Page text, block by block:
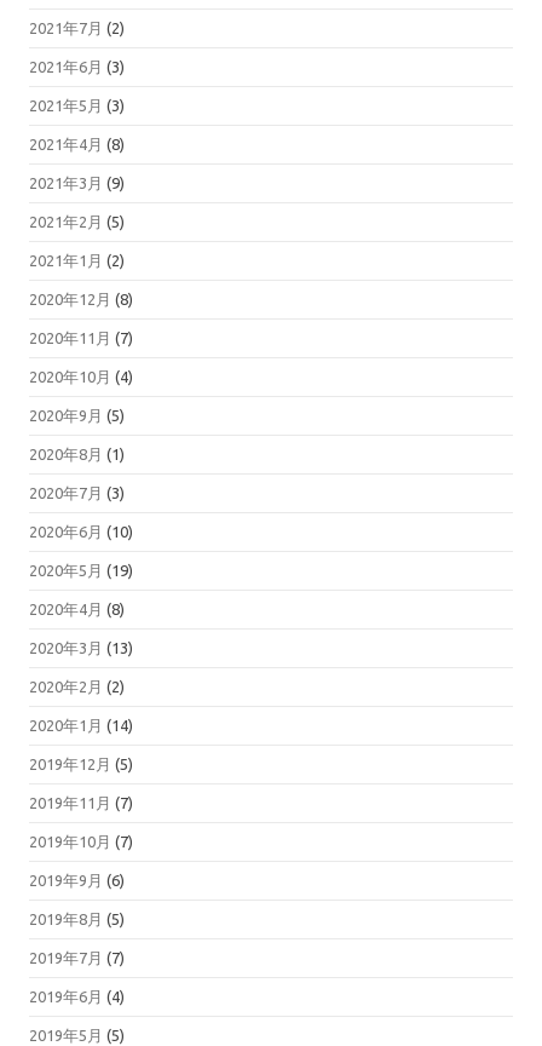
2021年7月 (2)
2021年6月 (3)
2021年5月 (3)
2021年4月 (8)
2021年3月 (9)
2021年2月 (5)
2021年1月 (2)
2020年12月 (8)
2020年11月 (7)
2020年10月 (4)
2020年9月 (5)
2020年8月 (1)
2020年7月 (3)
2020年6月 (10)
2020年5月 (19)
2020年4月 (8)
2020年3月 (13)
2020年2月 (2)
2020年1月 (14)
2019年12月 (5)
2019年11月 (7)
2019年10月 (7)
2019年9月 (6)
2019年8月 (5)
2019年7月 (7)
2019年6月 (4)
2019年5月 (5)